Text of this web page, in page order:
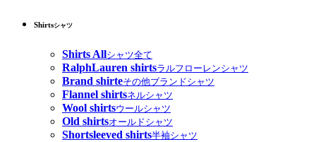
Shirtsシャツ
Shirts Allシャツ全て
RalphLauren shirtsラルフローレンシャツ
Brand shirteその他ブランドシャツ
Flannel shirtsネルシャツ
Wool shirtsウールシャツ
Old shirtsオールドシャツ
Shortsleeved shirts半袖シャツ